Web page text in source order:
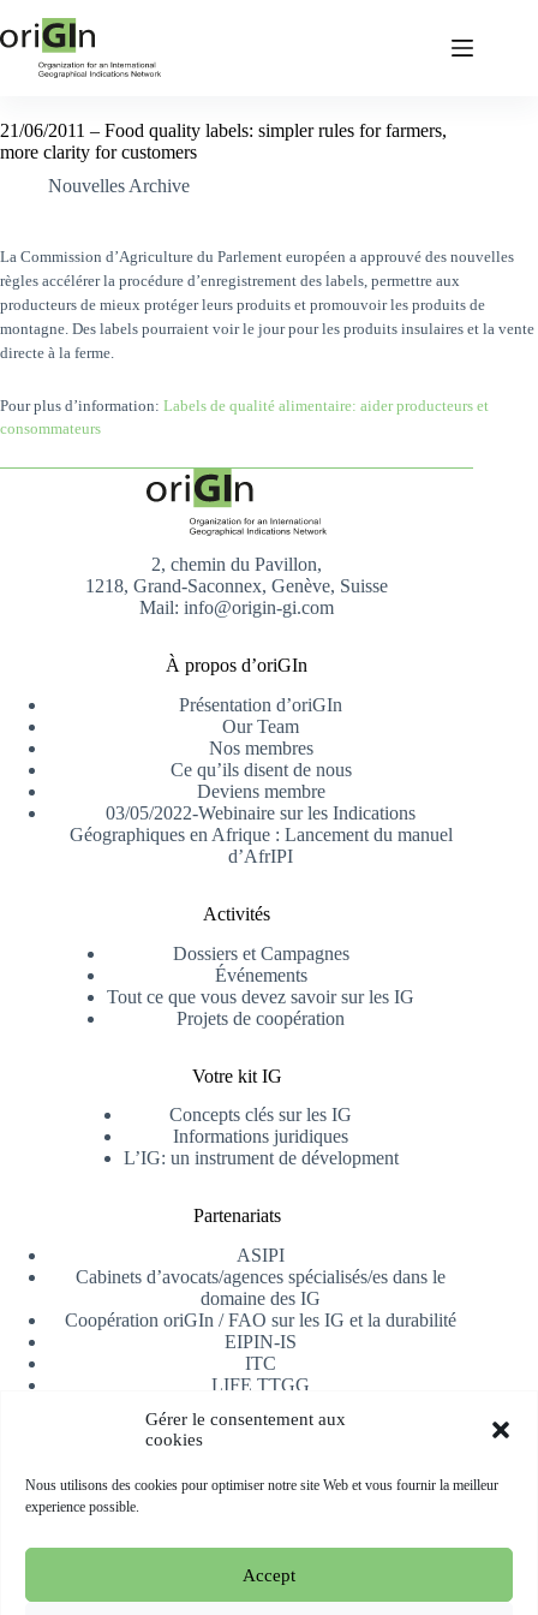
Gérer le consentement aux
cookies
Nous utilisons des cookies pour optimiser notre site Web et vous fournir la meilleur
experience possible.
Accept
21/06/2011 – Food quality labels: simpler rules for farmers,
more clarity for customers
Nouvelles Archive
La Commission d’Agriculture du Parlement européen a approuvé des nouvelles
règles accélérer la procédure d’enregistrement des labels, permettre aux
producteurs de mieux protéger leurs produits et promouvoir les produits de
montagne. Des labels pourraient voir le jour pour les produits insulaires et la vente
directe à la ferme.
Pour plus d’information: Labels de qualité alimentaire: aider producteurs et
consommateurs
2, chemin du Pavillon,
1218, Grand-Saconnex, Genève, Suisse
Mail: info@origin-gi.com
À propos d’oriGIn
Présentation d’oriGIn
Our Team
Nos membres
Ce qu’ils disent de nous
Deviens membre
03/05/2022-Webinaire sur les Indications
Géographiques en Afrique : Lancement du manuel
d’AfrIPI
Activités
Dossiers et Campagnes
Événements
Tout ce que vous devez savoir sur les IG
Projets de coopération
Votre kit IG
Concepts clés sur les IG
Informations juridiques
L’IG: un instrument de dévelopment
Partenariats
ASIPI
Cabinets d’avocats/agences spécialisés/es dans le
domaine des IG
Coopération oriGIn / FAO sur les IG et la durabilité
EIPIN-IS
ITC
LIFE TTGG
AfrIPI
Recevoir notre newsletter
S'inscrire
Copyright © 2026 oriGIn | Organization for an International